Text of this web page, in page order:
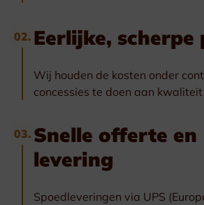
02. Eerlijke, scherpe
Wij houden de kosten onder
concessies te doen aan
03. Snelle offerte en
levering
Spoedleveringen via UPS